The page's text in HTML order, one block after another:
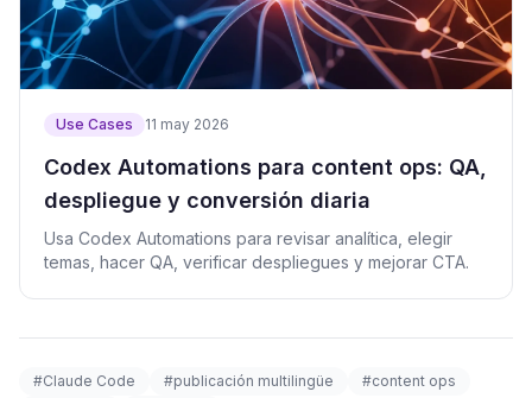
Use Cases 11 may 2026
Codex Automations para content ops: QA,
despliegue y conversión diaria
Usa Codex Automations para revisar analítica, elegir
temas, hacer QA, verificar despliegues y mejorar CTA.
#Claude Code #publicación multilingüe
#content ops